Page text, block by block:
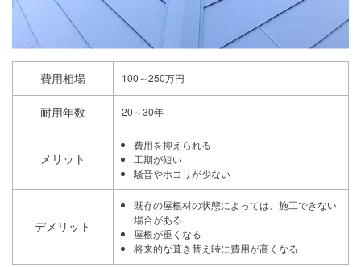
費用相場 100～250万円
耐用年数 20～30年
メリット
費用を抑えられる
工期が短い
騒音やホコリが少ない
デメリット
既存の屋根材の状態によっては、施工できない
場合がある
屋根が重くなる
将来的な葺き替え時に費用が高くなる